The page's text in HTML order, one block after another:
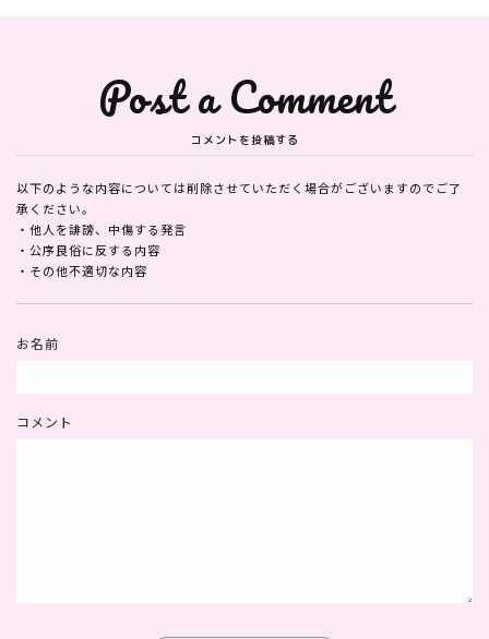
Post a Comment
コメントを投稿する
以下のような内容については削除させていただく場合がございますのでご了
承ください。
・他人を誹謗、中傷する発言
・公序良俗に反する内容
・その他不適切な内容
お名前
コメント